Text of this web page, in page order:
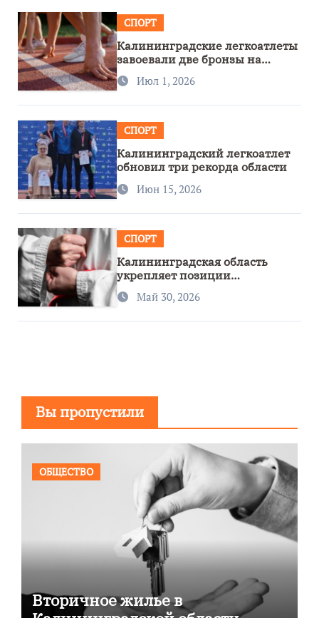
СПОРТ
Калининградские легкоатлеты
завоевали две бронзы на
первенстве России
Июл 1, 2026
СПОРТ
Калининградский легкоатлет
обновил три рекорда области
Июн 15, 2026
СПОРТ
Калининградская область
укрепляет позиции
спортивного региона
Май 30, 2026
Вы пропустили
ОБЩЕСТВО
Вторичное жилье в